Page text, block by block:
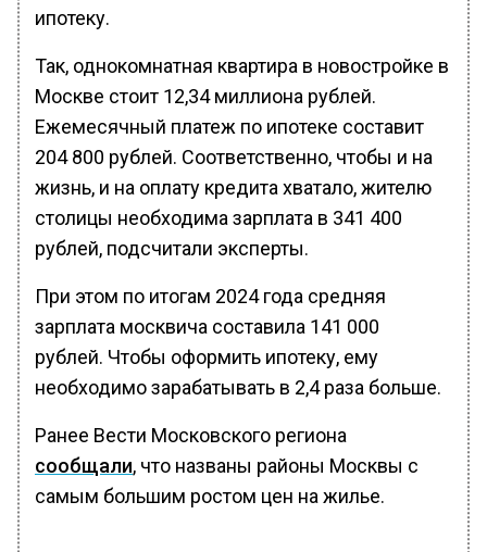
ипотеку.
Так, однокомнатная квартира в новостройке в
Москве стоит 12,34 миллиона рублей.
Ежемесячный платеж по ипотеке составит
204 800 рублей. Соответственно, чтобы и на
жизнь, и на оплату кредита хватало, жителю
столицы необходима зарплата в 341 400
рублей, подсчитали эксперты.
При этом по итогам 2024 года средняя
зарплата москвича составила 141 000
рублей. Чтобы оформить ипотеку, ему
необходимо зарабатывать в 2,4 раза больше.
Ранее Вести Московского региона
сообщали, что названы районы Москвы с
самым большим ростом цен на жилье.